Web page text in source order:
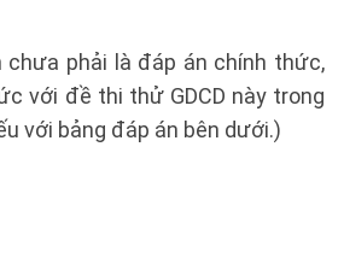
chưa phải là đáp án chính thức,
với đề thi thử GDCD này trong
với bảng đáp án bên dưới.)